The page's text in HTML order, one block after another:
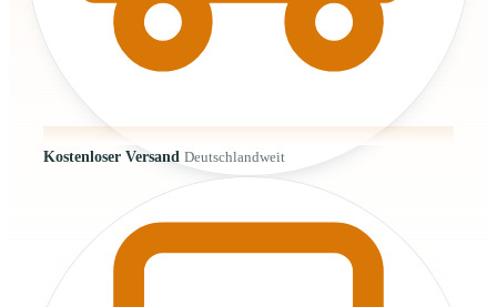
Kostenloser Versand Deutschlandweit